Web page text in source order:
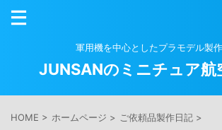
軍用機を中心としたプラモデル製作
JUNSANのミニチュア航
HOME > ホームページ > ご依頼品製作日記 >